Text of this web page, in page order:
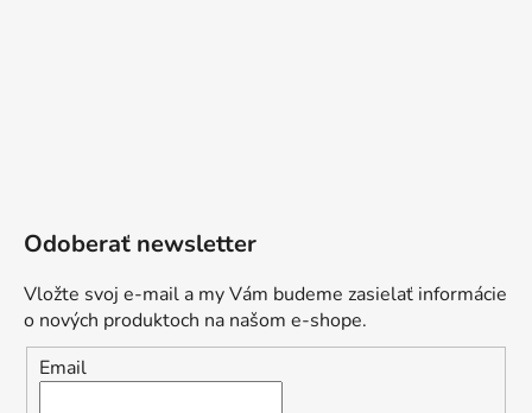
Odoberať newsletter
Vložte svoj e-mail a my Vám budeme zasielať informácie
o nových produktoch na našom e-shope.
Email